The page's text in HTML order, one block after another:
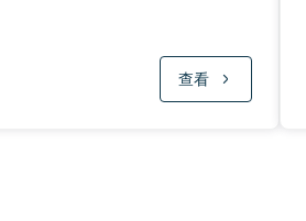
查看